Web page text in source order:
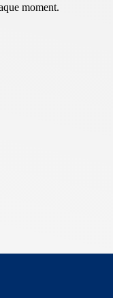
moment.